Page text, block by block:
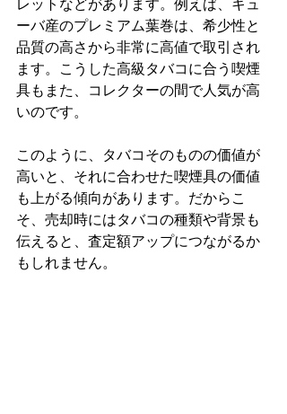
レットなどがあります。例えば、キュ
ーバ産のプレミアム葉巻は、希少性と
品質の高さから非常に高値で取引され
ます。こうした高級タバコに合う喫煙
具もまた、コレクターの間で人気が高
いのです。
このように、タバコそのものの価値が
高いと、それに合わせた喫煙具の価値
も上がる傾向があります。だからこ
そ、売却時にはタバコの種類や背景も
伝えると、査定額アップにつながるか
もしれません。